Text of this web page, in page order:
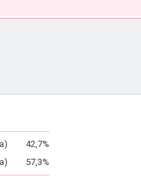
42,7%
57,3%